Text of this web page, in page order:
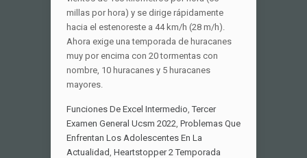
Funciones De Excel Intermedio,Tercer
Examen General Ucsm 2022, Problemas Que
Enfrentan Los Adolescentes En La
Actualidad, Heartstopper 2 Temporada